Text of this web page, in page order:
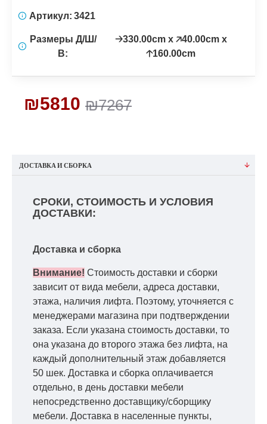
₪7267
₪5810
Артикул: 3421
Размеры Д/Ш/
В:
🡢330.00cm x 🡥40.00cm x
🡡160.00cm
ДОСТАВКА И СБОРКА
СРОКИ, СТОИМОСТЬ И УСЛОВИЯ
ДОСТАВКИ:
Доставка и сборка
Внимание! Стоимость доставки и сборки
зависит от вида мебели, адреса доставки,
этажа, наличия лифта. Поэтому, уточняется с
менеджерами магазина при подтверждении
заказа. Если указана стоимость доставки, то
она указана до второго этажа без лифта, на
каждый дополнительный этаж добавляется
50 шек. Доставка и сборка оплачивается
отдельно, в день доставки мебели
непосредственно доставщику/сборщику
мебели. Доставка в населенные пункты,